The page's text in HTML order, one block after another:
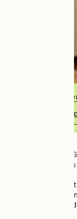
Cet
Voir ses
Situé au cœur de
commerces et
Le Refuge du
Il comprend 2
Nous proposons